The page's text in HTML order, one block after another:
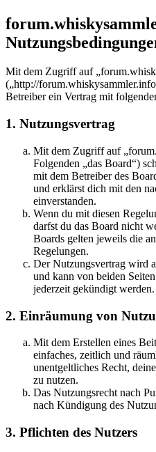
Mit dem Zugriff auf
(„http://
Betreiber ein Vertrag mit
1. Nutzungsvertrag
Mit dem Zugriff auf
Folgenden „das Board“)
mit dem Betreiber des
und erklärst dich mit den
einverstanden.
Wenn du mit diesen
darfst du das Board nicht
Boards gelten jeweils die
Regelungen.
Der Nutzungsvertrag wird
und kann von beiden
jederzeit gekündigt werden.
2. Einräumung von
Mit dem Erstellen eines
einfaches, zeitlich und
unentgeltliches Recht,
zu nutzen.
Das Nutzungsrecht nach
nach Kündigung des
3. Pflichten des Nutzers